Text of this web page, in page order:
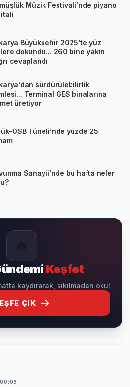
Müzik Festivali'nde piyano
Büyükşehir 2025’te yüz
dokundu... 260 bine yakın
cevaplandı
sürdürülebilirlik
Terminal GES binalarına
üretiyor
OSB Tüneli’nde yüzde 25
Sanayii'nde bu hafta neler
Keşfet
kaydırarak, sıkılmadan oku!
ÇIK